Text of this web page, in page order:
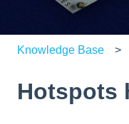
Knowledge Base
Hotspots